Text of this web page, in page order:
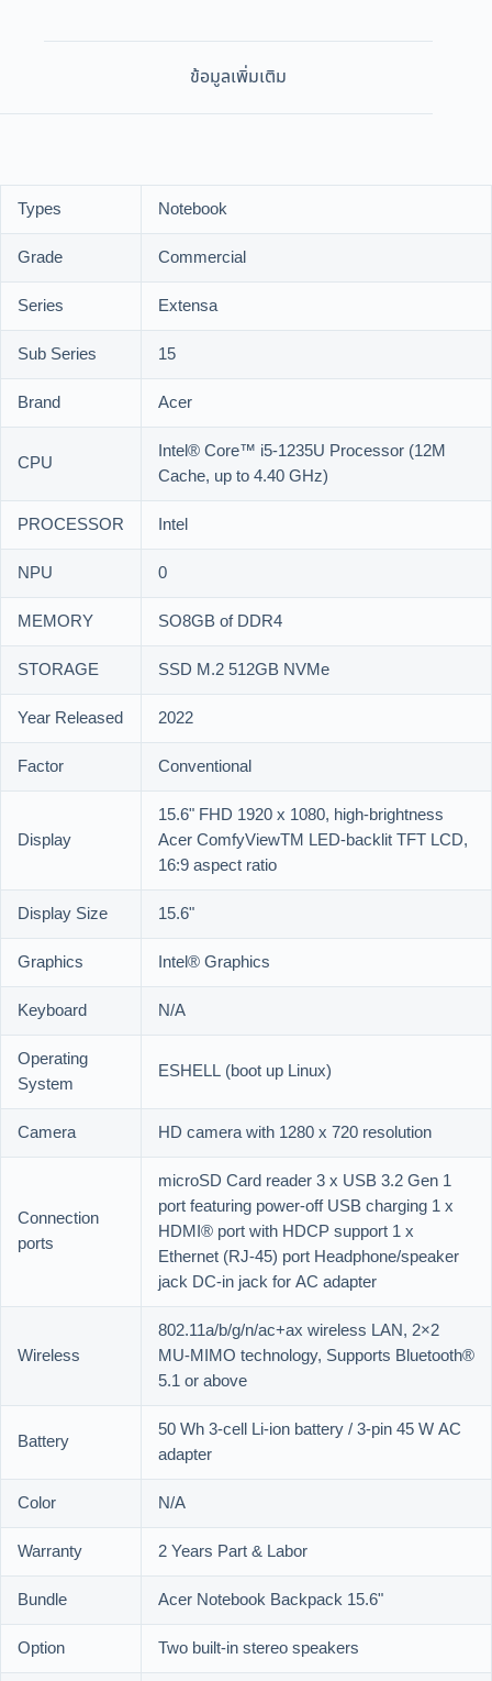
ข้อมูลเพิ่มเติม
Types
Notebook
Grade
Commercial
Series
Extensa
Sub Series
15
Brand
Acer
CPU
Intel® Core™ i5-1235U Processor (12M
Cache, up to 4.40 GHz)
PROCESSOR
Intel
NPU
0
MEMORY
SO8GB of DDR4
STORAGE
SSD M.2 512GB NVMe
Year Released
2022
Factor
Conventional
Display
15.6" FHD 1920 x 1080, high-brightness
Acer ComfyViewTM LED-backlit TFT LCD,
16:9 aspect ratio
Display Size
15.6"
Graphics
Intel® Graphics
Keyboard
N/A
Operating
System
ESHELL (boot up Linux)
Camera HD camera with 1280 x 720 resolution
Connection
ports
microSD Card reader 3 x USB 3.2 Gen 1
port featuring power-off USB charging 1 x
HDMI® port with HDCP support 1 x
Ethernet (RJ-45) port Headphone/speaker
jack DC-in jack for AC adapter
Wireless
802.11a/b/g/n/ac+ax wireless LAN, 2×2
MU-MIMO technology, Supports Bluetooth®
5.1 or above
Battery
50 Wh 3-cell Li-ion battery / 3-pin 45 W AC
adapter
Color
N/A
Warranty
2 Years Part & Labor
Bundle
Acer Notebook Backpack 15.6"
Option
Two built-in stereo speakers